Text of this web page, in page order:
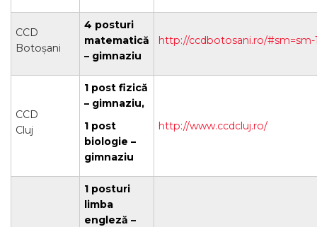
CCD
Botoșani
4 posturi
matematică
– gimnaziu
http://ccdbotosani.ro/#sm=sm-
CCD
Cluj
1 post fizică
– gimnaziu,
1 post
biologie –
gimnaziu
http://www.ccdcluj.ro/
1 posturi
limba
engleză –